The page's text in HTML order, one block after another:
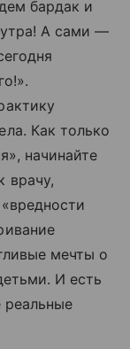
бардак и
утра! А сами —
Как только
начинайте
врачу,
мечты о
И есть
реальные